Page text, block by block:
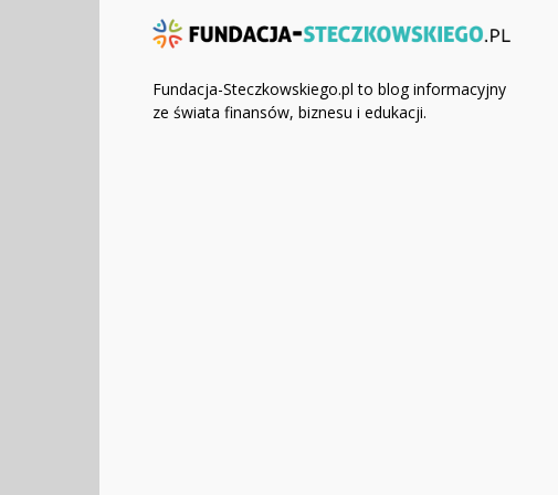
Fundacja-Steczkowskiego.pl to blog informacyjny
ze świata finansów, biznesu i edukacji.